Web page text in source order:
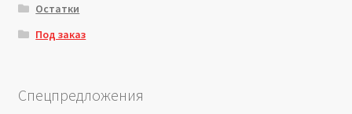
Остатки
Под заказ
Спецпредложения